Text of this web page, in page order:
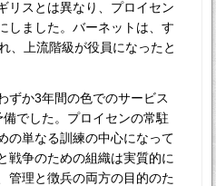
リスとは異なり、プロイセン
しました。バーネットは、す
、上流階級が役員になったと
ずか3年間の色でのサービス
でした。プロイセンの常駐
の単なる訓練の中心になって
戦争のための組織は実質的に
管理と徴兵の両方の目的のた